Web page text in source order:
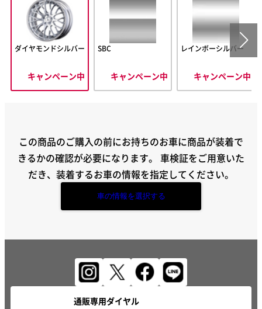
ダイヤモンドシルバー
キャンペーン中
SBC
キャンペーン中
レインボーシルバー
キャンペーン中
この商品のご購入の前にお持ちのお車に商品が装着で
きるかの確認が必要になります。 車検証をご用意いた
だき、装着するお車の情報を指定してください。
車の情報を選択する
通販専用ダイヤル